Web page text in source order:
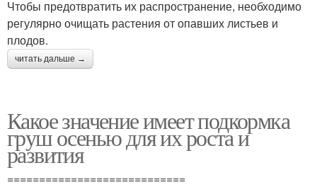
Чтобы предотвратить их распространение, необходимо
регулярно очищать растения от опавших листьев и
плодов.
читать дальше →
Какое значение имеет подкормка
груш осенью для их роста и
развития
============================